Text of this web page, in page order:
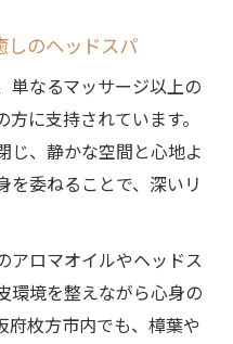
しのヘッドスパ
単なるマッサージ以上の
に支持されています。
じ、静かな空間と心地よ
を委ねることで、深いリ
アロマオイルやヘッドス
環境を整えながら心身の
府枚方市内でも、樟葉や